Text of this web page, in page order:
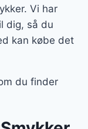
Vi har
dig, så du
kan købe det
du finder